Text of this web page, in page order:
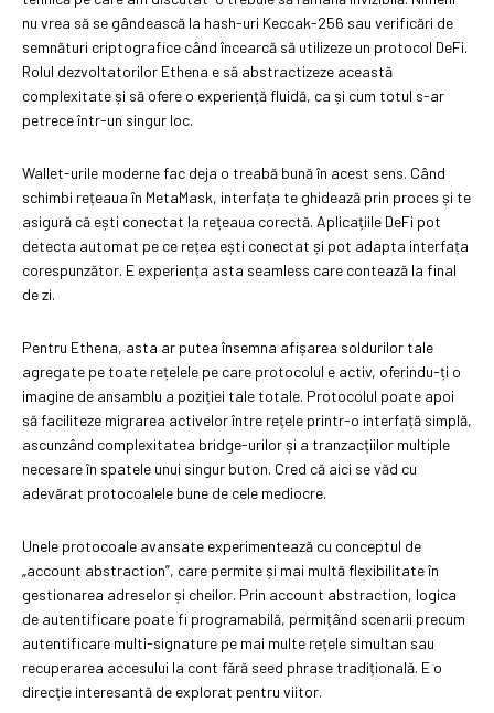
nu vrea să se gândească la hash-uri Keccak-256 sau verificări de
semnături criptografice când încearcă să utilizeze un protocol DeFi.
Rolul dezvoltatorilor Ethena e să abstractizeze această
complexitate și să ofere o experiență fluidă, ca și cum totul s-ar
petrece într-un singur loc.
Wallet-urile moderne fac deja o treabă bună în acest sens. Când
schimbi rețeaua în MetaMask, interfața te ghidează prin proces și te
asigură că ești conectat la rețeaua corectă. Aplicațiile DeFi pot
detecta automat pe ce rețea ești conectat și pot adapta interfața
corespunzător. E experiența asta seamless care contează la final
de zi.
Pentru Ethena, asta ar putea însemna afișarea soldurilor tale
agregate pe toate rețelele pe care protocolul e activ, oferindu-ți o
imagine de ansamblu a poziției tale totale. Protocolul poate apoi
să faciliteze migrarea activelor între rețele printr-o interfață simplă,
ascunzând complexitatea bridge-urilor și a tranzacțiilor multiple
necesare în spatele unui singur buton. Cred că aici se văd cu
adevărat protocoalele bune de cele mediocre.
Unele protocoale avansate experimentează cu conceptul de
„account abstraction”, care permite și mai multă flexibilitate în
gestionarea adreselor și cheilor. Prin account abstraction, logica
de autentificare poate fi programabilă, permițând scenarii precum
autentificare multi-signature pe mai multe rețele simultan sau
recuperarea accesului la cont fără seed phrase tradițională. E o
direcție interesantă de explorat pentru viitor.